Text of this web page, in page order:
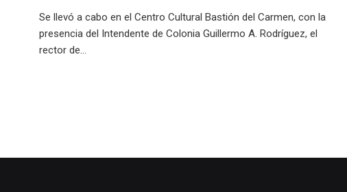
Se llevó a cabo en el Centro Cultural Bastión del Carmen, con la
presencia del Intendente de Colonia Guillermo A. Rodríguez, el
rector de...